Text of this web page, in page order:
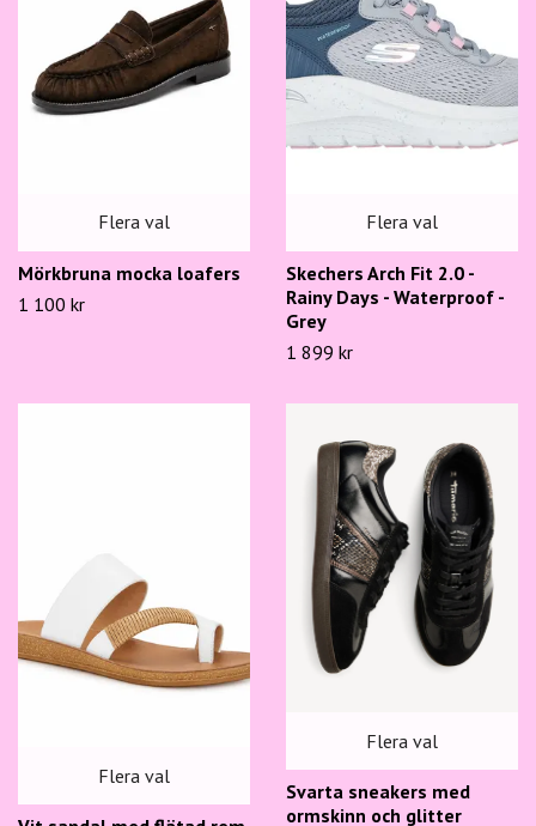
Flera val
Mörkbruna mocka loafers
1 100 kr
Flera val
Skechers Arch Fit 2.0 -
Rainy Days - Waterproof -
Grey
1 899 kr
Flera val
Flera val
Svarta sneakers med
ormskinn och glitter